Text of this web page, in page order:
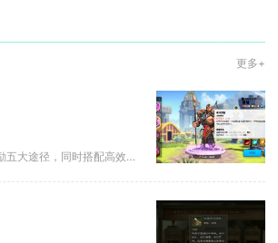
更多+
想要在万国觉醒中快速获取行动力，核心是依托自然恢复、道具补给、VIP增益、联盟互助与活动奖励五大途径，同时搭配高效使用技...